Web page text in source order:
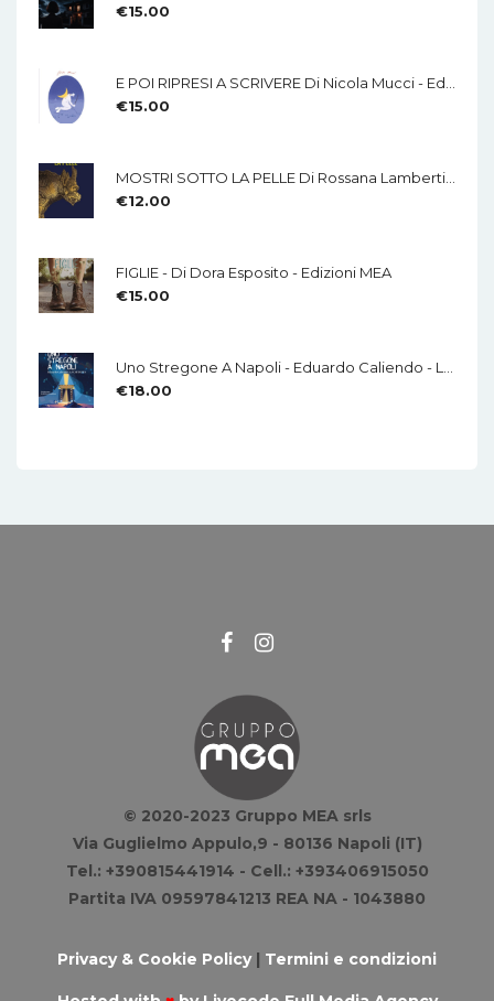
€15.00
€15.00
€12.00
FIGLIE - Di Dora Esposito - Edizioni MEA
€15.00
€18.00
© 2020-2023 Gruppo MEA srls
Via Guglielmo Appulo,9 - 80136 Napoli (IT)
Tel.: +390815441914 - Cell.: +393406915050
Partita IVA 09597841213 REA NA - 1043880
Privacy & Cookie Policy| Termini e condizioni